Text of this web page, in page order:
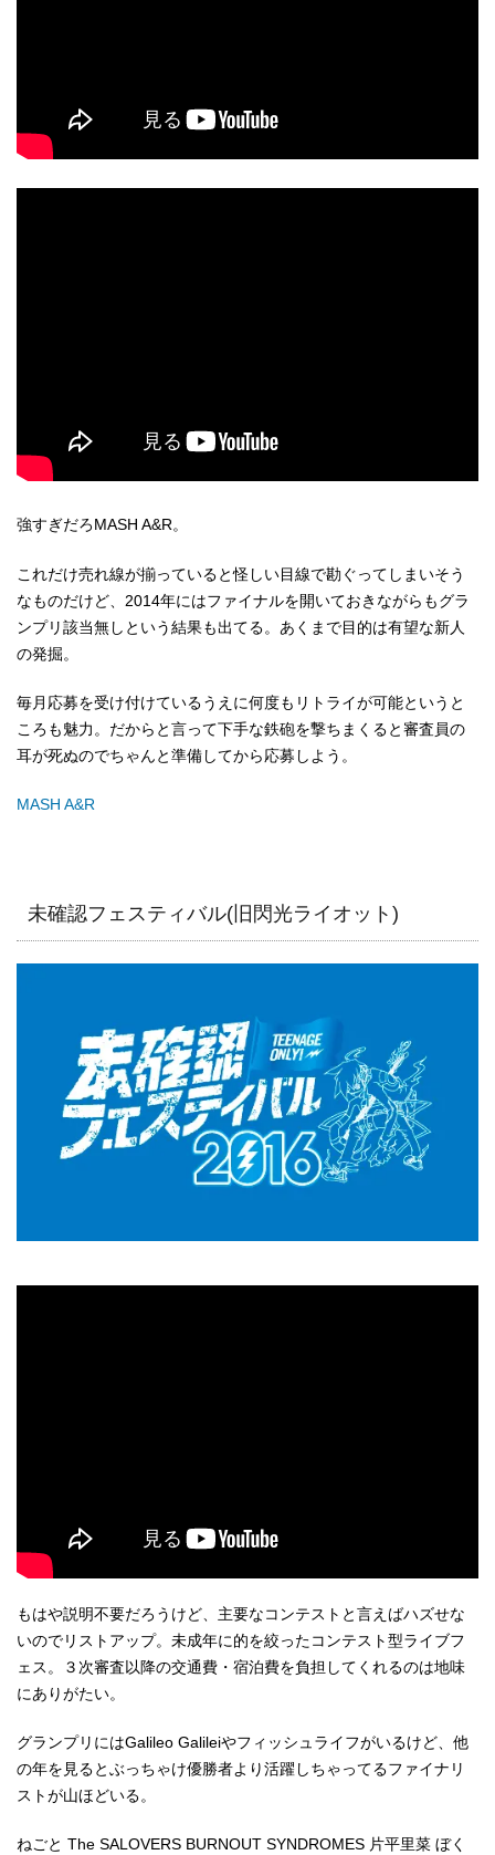
強すぎだろMASH A&R。
これだけ売れ線が揃っていると怪しい目線で勘ぐってしまいそう
なものだけど、2014年にはファイナルを開いておきながらもグラ
ンプリ該当無しという結果も出てる。あくまで目的は有望な新人
の発掘。
毎月応募を受け付けているうえに何度もリトライが可能というと
ころも魅力。だからと言って下手な鉄砲を撃ちまくると審査員の
耳が死ぬのでちゃんと準備してから応募しよう。
MASH A&R
未確認フェスティバル(旧閃光ライオット)
もはや説明不要だろうけど、主要なコンテストと言えばハズせな
いのでリストアップ。未成年に的を絞ったコンテスト型ライブフ
ェス。３次審査以降の交通費・宿泊費を負担してくれるのは地味
にありがたい。
グランプリにはGalileo Galileiやフィッシュライフがいるけど、他
の年を見るとぶっちゃけ優勝者より活躍しちゃってるファイナリ
ストが山ほどいる。
ねごと The SALOVERS BURNOUT SYNDROMES 片平里菜 ぼく